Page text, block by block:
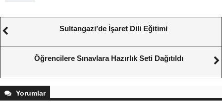
Sultangazi’de İşaret Dili Eğitimi
Öğrencilere Sınavlara Hazırlık Seti Dağıtıldı
Yorumlar